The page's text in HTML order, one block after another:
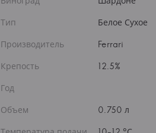
Тип Белое Сухое
Производитель Ferrari
Крепость 12.5%
Год
Объем 0.750 л